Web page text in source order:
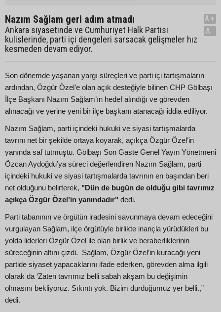
Nazım Sağlam geri adım atmadı
Ankara siyasetinde ve Cumhuriyet Halk Partisi
kulislerinde, parti içi dengeleri sarsacak gelişmeler hız
kesmeden devam ediyor.
A+
A-
Son dönemde yaşanan yargı süreçleri ve parti içi tartışmaların
ardından, Özgür Özel’e olan açık desteğiyle bilinen CHP Gölbaşı
İlçe Başkanı Nazım Sağlam’ın hedef alındığı ve görevden
alınacağı ve yerine yeni bir ilçe başkanı atanacağı iddia ediliyor.
Nazım Sağlam, parti içindeki hukuki ve siyasi tartışmalarda
tavrını net bir şekilde ortaya koyarak, açıkça Özgür Özel’in
yanında saf tutmuştu. Gölbaşı Son Gaste Genel Yayın Yönetmeni
Özcan Aydoğdu’ya süreci değerlendiren Nazım Sağlam, parti
içindeki hukuki ve siyasi tartışmalarda tavrının en başından beri
net olduğunu belirterek, "Dün de bugün de olduğu gibi tavrımız
açıkça Özgür Özel’in yanındadır" dedi.
Parti tabanının ve örgütün iradesini savunmaya devam edeceğini
vurgulayan Sağlam, ilçe örgütüyle birlikte inançla yürüdükleri bu
yolda liderleri Özgür Özel ile olan birlik ve beraberliklerinin
süreceğinin altını çizdi. Sağlam, Özgür Özel’in kuracağı yeni
partide siyaset yapacaklarını ifade ederken, görevden alma ilgili
olarak da ‘Zaten tavrımız belli sabah akşam bu değişimin
olmasını bekliyoruz. Sıkıntı yok. Bizim durduğumuz yer belli.,”
dedi.